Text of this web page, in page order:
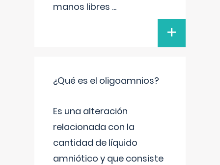
manos libres ...
+
¿Qué es el oligoamnios?
Es una alteración
relacionada con la
cantidad de líquido
amniótico y que consiste